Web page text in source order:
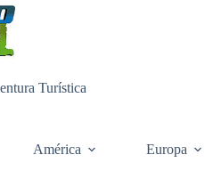
Turística
América Europa